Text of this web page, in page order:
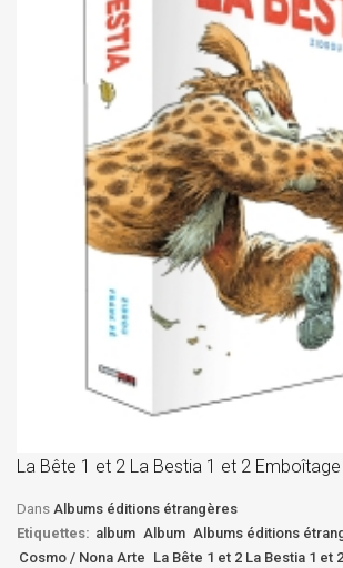
La Bête 1 et 2 La Bestia 1 et 2 Emboîtage
Dans Albums éditions étrangères
Etiquettes: album Album Albums éditions
Cosmo / Nona Arte La Bête 1 et 2 La Bestia 1 et